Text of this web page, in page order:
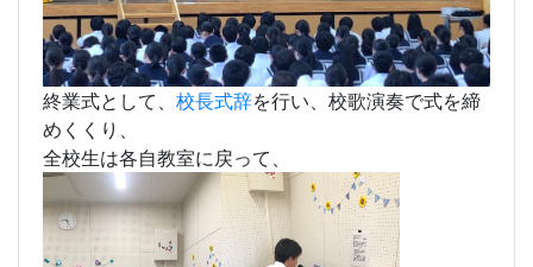
終業式として、 校長式辞を行い、校歌演奏で式を締
めくくり、
全校生は各自教室に戻って、